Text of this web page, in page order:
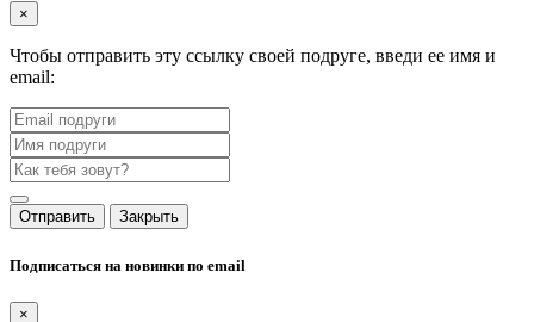
×
Чтобы отправить эту ссылку своей подруге, введи ее имя и
email:
Отправить Закрыть
Подписаться на новинки по email
×